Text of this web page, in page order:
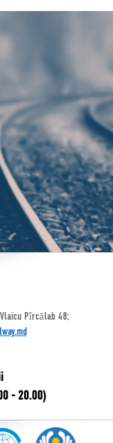
Vlaicu Pîrcălab 48;
- 20.00)